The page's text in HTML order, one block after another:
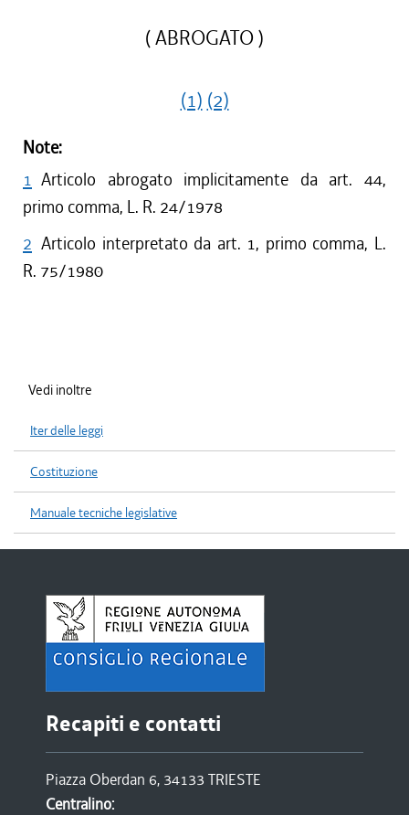
( ABROGATO )
(1) (2)
Note:
1 Articolo abrogato implicitamente da art. 44,
primo comma, L. R. 24/1978
2 Articolo interpretato da art. 1, primo comma, L.
R. 75/1980
Vedi inoltre
Iter delle leggi
Costituzione
Manuale tecniche legislative
Recapiti e contatti
Piazza Oberdan 6, 34133 TRIESTE
Centralino: